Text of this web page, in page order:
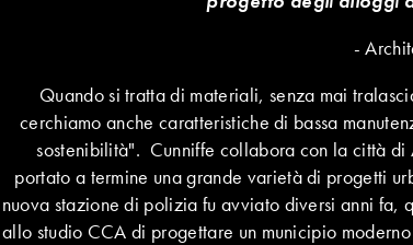
-
Quando si tratta di materiali, senza mai
cerchiamo anche caratteristiche di bassa
sostenibilità". Cunniffe collabora con la città di
portato a termine una grande varietà di progetti
nuova stazione di polizia fu avviato diversi anni fa,
allo studio CCA di progettare un municipio